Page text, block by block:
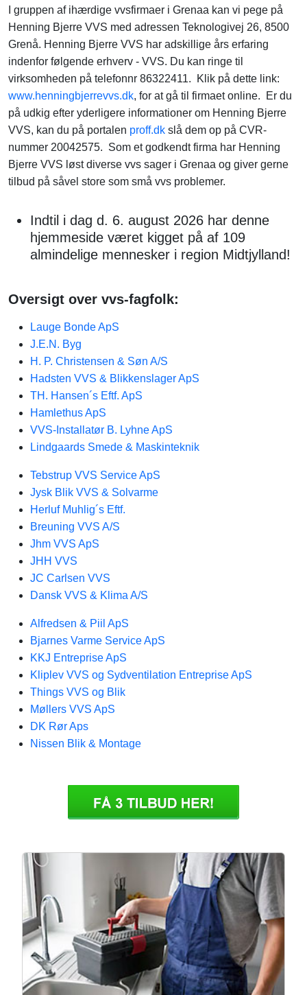
I gruppen af ihærdige vvsfirmaer i Grenaa kan vi pege på
Henning Bjerre VVS med adressen Teknologivej 26, 8500
Grenå. Henning Bjerre VVS har adskillige års erfaring
indenfor følgende erhverv - VVS. Du kan ringe til
virksomheden på telefonnr 86322411. Klik på dette link:
www.henningbjerrevvs.dk, for at gå til firmaet online. Er du
på udkig efter yderligere informationer om Henning Bjerre
VVS, kan du på portalen proff.dk slå dem op på CVR-
nummer 20042575. Som et godkendt firma har Henning
Bjerre VVS løst diverse vvs sager i Grenaa og giver gerne
tilbud på såvel store som små vvs problemer.
Indtil i dag d. 6. august 2026 har denne
hjemmeside været kigget på af 109
almindelige mennesker i region Midtjylland!
Oversigt over vvs-fagfolk:
Lauge Bonde ApS
J.E.N. Byg
H. P. Christensen & Søn A/S
Hadsten VVS & Blikkenslager ApS
TH. Hansen´s Eftf. ApS
Hamlethus ApS
VVS-Installatør B. Lyhne ApS
Lindgaards Smede & Maskinteknik
Tebstrup VVS Service ApS
Jysk Blik VVS & Solvarme
Herluf Muhlig´s Eftf.
Breuning VVS A/S
Jhm VVS ApS
JHH VVS
JC Carlsen VVS
Dansk VVS & Klima A/S
Alfredsen & Piil ApS
Bjarnes Varme Service ApS
KKJ Entreprise ApS
Kliplev VVS og Sydventilation Entreprise ApS
Things VVS og Blik
Møllers VVS ApS
DK Rør Aps
Nissen Blik & Montage